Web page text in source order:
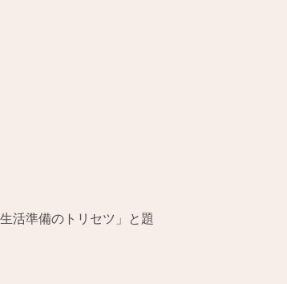
活準備のトリセツ」と題